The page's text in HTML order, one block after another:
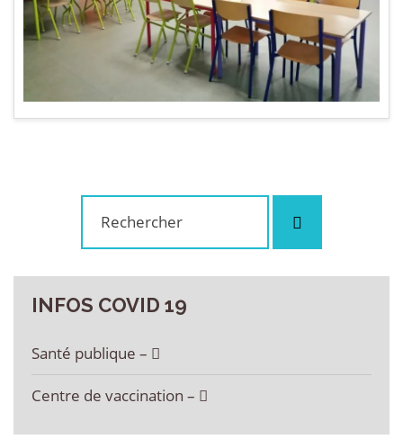
INFOS COVID 19
Santé publique –
Centre de vaccination –